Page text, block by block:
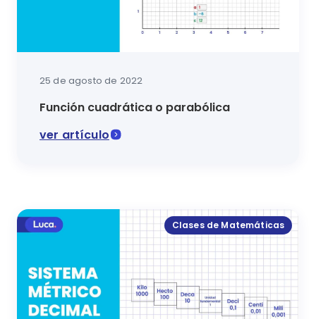
25 de agosto de 2022
Función cuadrática o parabólica
ver artículo
Clases de Matemáticas